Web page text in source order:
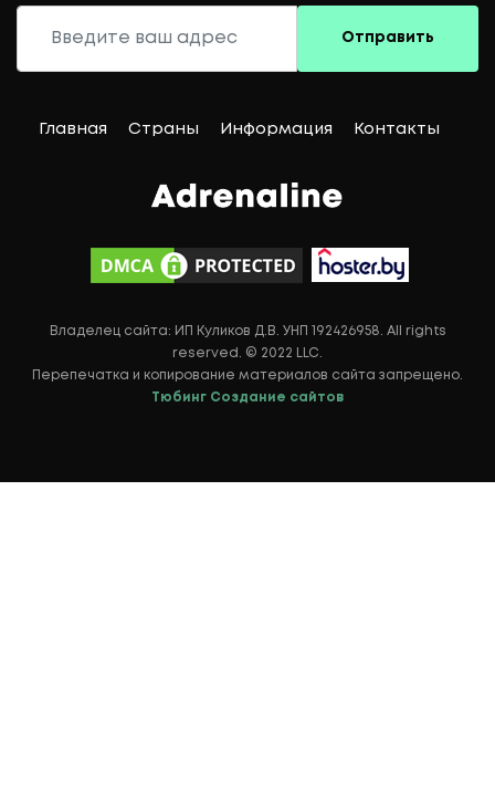
Отправить
Главная Страны Информация Контакты
Владелец сайта: ИП Куликов Д.В. УНП 192426958. All rights
reserved. © 2022 LLC.
Перепечатка и копирование материалов сайта запрещено.
Тюбинг Создание сайтов